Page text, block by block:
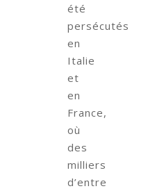
été
persécutés
en
Italie
et
en
France,
où
des
milliers
d’entre